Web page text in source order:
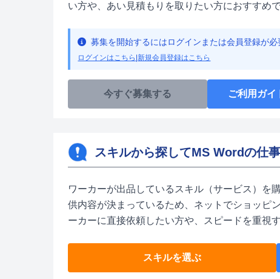
い方や、あい見積もりを取りたい方におすすめで
募集を開始するにはログインまたは会員登録が必
ログインはこちら |新規会員登録はこちら
今すぐ募集する ご利用ガイ
スキルから探してMS Wordの仕
ワーカーが出品しているスキル（サービス）を
供内容が決まっているため、ネットでショッピ
ーカーに直接依頼したい方や、スピードを重視
スキルを選ぶ